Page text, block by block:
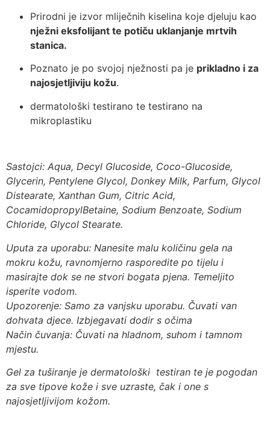
Prirodni je izvor mliječnih kiselina koje djeluju kao
nježni eksfolijant te potiču uklanjanje mrtvih
stanica.
Poznato je po svojoj nježnosti pa je prikladno i za
najosjetljiviju kožu.
dermatološki testirano te testirano na
mikroplastiku
Sastojci: Aqua, Decyl Glucoside, Coco-Glucoside,
Glycerin, Pentylene Glycol, Donkey Milk, Parfum, Glycol
Distearate, Xanthan Gum, Citric Acid,
CocamidopropylBetaine, Sodium Benzoate, Sodium
Chloride, Glycol Stearate.
Uputa za uporabu: Nanesite malu količinu gela na
mokru kožu, ravnomjerno rasporedite po tijelu i
masirajte dok se ne stvori bogata pjena. Temeljito
isperite vodom.
Upozorenje: Samo za vanjsku uporabu. Čuvati van
dohvata djece. Izbjegavati dodir s očima
Način čuvanja: Čuvati na hladnom, suhom i tamnom
mjestu.
Gel za tuširanje je dermatološki testiran te je pogodan
za sve tipove kože i sve uzraste, čak i one s
najosjetljivijom kožom.